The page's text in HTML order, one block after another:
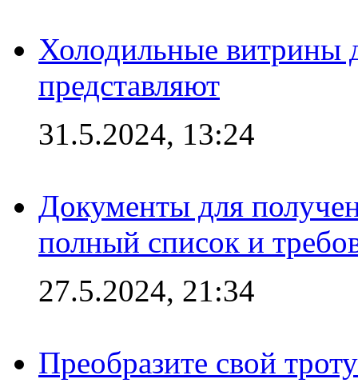
Холодильные витрины
представляют
31.5.2024, 13:24
Документы для
полный список и
27.5.2024, 21:34
Преобразите свой